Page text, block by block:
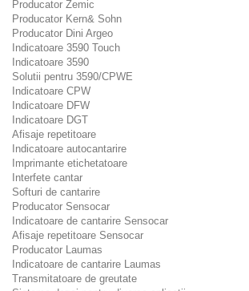
Producator Zemic
Producator Kern& Sohn
Producator Dini Argeo
Indicatoare 3590 Touch
Indicatoare 3590
Solutii pentru 3590/CPWE
Indicatoare CPW
Indicatoare DFW
Indicatoare DGT
Afisaje repetitoare
Indicatoare autocantarire
Imprimante etichetatoare
Interfete cantar
Softuri de cantarire
Producator Sensocar
Indicatoare de cantarire Sensocar
Afisaje repetitoare Sensocar
Producator Laumas
Indicatoare de cantarire Laumas
Transmitatoare de greutate